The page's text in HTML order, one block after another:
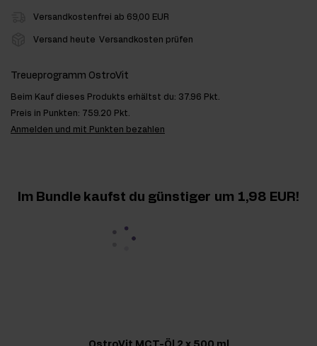
Versandkostenfrei ab 69,00 EUR
Versand heute Versandkosten prüfen
Treueprogramm OstroVit
Beim Kauf dieses Produkts erhältst du: 37.96 Pkt.
Preis in Punkten: 759.20 Pkt.
Anmelden und mit Punkten bezahlen
Im Bundle kaufst du günstiger um 1,98 EUR